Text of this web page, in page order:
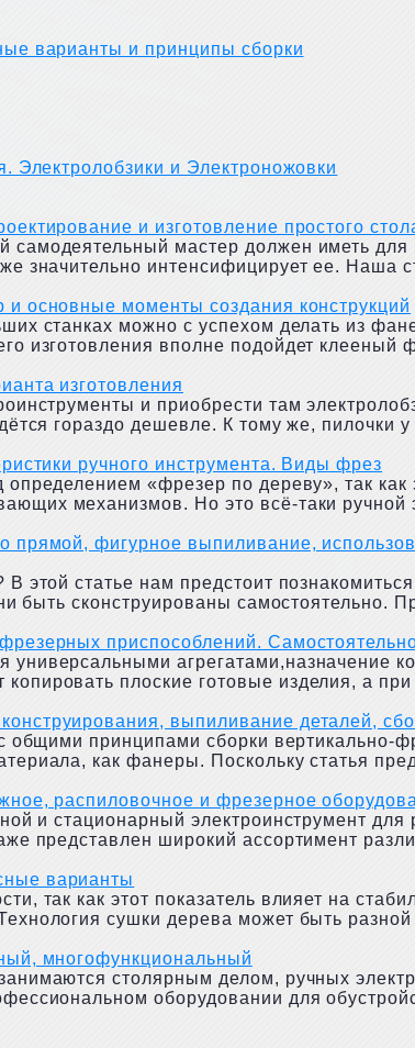
варианты и принципы сборки
Электролобзики и Электроножовки
и изготовление простого
мастер должен иметь для
значительно интенсифицирует ее. Наша
основные моменты создания конструкций
станках можно с успехом делать из
изготовления вполне подойдет клееный
изготовления
и приобрести там
гораздо дешевле. К тому же, пилочки
ручного инструмента. Виды фрез
«фрезер по дереву», так как
механизмов. Но это всё-таки ручной
фигурное выпиливание,
этой статье нам предстоит
быть сконструированы самостоятельно.
приспособлений.
агрегатами,назначение
плоские готовые изделия, а
выпиливание деталей,
общими принципами сборки вертикально-
как фанеры. Поскольку статья
распиловочное и фрезерное
и стационарный электроинструмент
представлен широкий ассортимент
варианты
так как этот показатель влияет на
сушки дерева может быть
многофункциональный
столярным делом, ручных
оборудовании для